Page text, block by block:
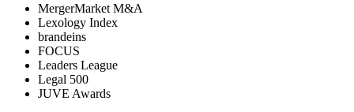
MergerMarket M&A
Lexology Index
brandeins
FOCUS
Leaders League
Legal 500
JUVE Awards